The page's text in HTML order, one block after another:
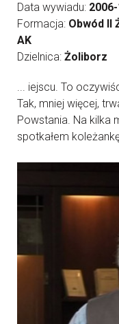
Data wywiadu:
Formacja: Obwód II
AK
Dzielnica: Żoliborz
... iejscu. To
Tak, mniej więcej,
Powstania. Na kilka
spotkałem